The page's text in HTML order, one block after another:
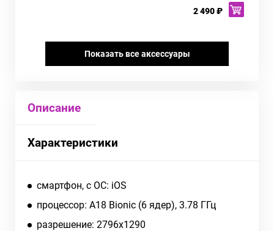
2 490 ₽
Показать все аксессуары
Описание
Характеристики
смартфон, c ОС: iOS
процессор: A18 Bionic (6 ядер), 3.78 ГГц
разрешение: 2796x1290